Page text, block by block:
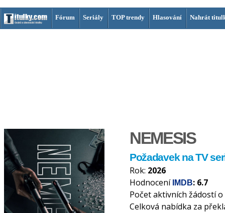
Fórum Seriály TOP trendy Hlasování Nahrát
NEMESIS
Požadavek na TV
Rok: 2026
Hodnocení IMDB: 6.7
Počet aktivních žádostí
Celková nabídka za